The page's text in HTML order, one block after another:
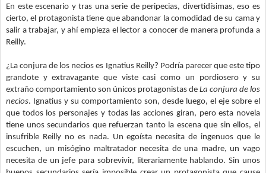
En este escenario y tras una serie de peripecias, divertidísimas, eso es
cierto, el protagonista tiene que abandonar la comodidad de su cama y
salir a trabajar, y ahí empieza el lector a conocer de manera profunda a
Reilly.
¿La conjura de los necios es Ignatius Reilly? Podría parecer que este tipo
grandote y extravagante que viste casi como un pordiosero y su
extraño comportamiento son únicos protagonistas de La conjura de los
necios. Ignatius y su comportamiento son, desde luego, el eje sobre el
que todos los personajes y todas las acciones giran, pero esta novela
tiene unos secundarios que refuerzan tanto la escena que sin ellos, el
insufrible Reilly no es nada. Un egoísta necesita de ingenuos que le
escuchen, un misógino maltratador necesita de una madre, un vago
necesita de un jefe para sobrevivir, literariamente hablando. Sin unos